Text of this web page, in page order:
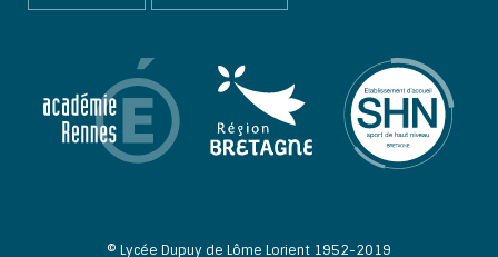
© Lycée Dupuy de Lôme Lorient 1952-2019